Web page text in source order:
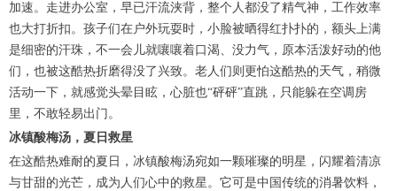
加速。走进办公室，早已汗流浃背，整个人都没了精气神，工作效率
也大打折扣。孩子们在户外玩耍时，小脸被晒得红扑扑的，额头上满
是细密的汗珠，不一会儿就嚷嚷着口渴、没力气，原本活泼好动的他
们，也被这酷热折磨得没了兴致。老人们则更怕这酷热的天气，稍微
活动一下，就感觉头晕目眩，心脏也“砰砰”直跳，只能躲在空调房
里，不敢轻易出门。
冰镇酸梅汤，夏日救星
在这酷热难耐的夏日，冰镇酸梅汤宛如一颗璀璨的明星，闪耀着清凉
与甘甜的光芒，成为人们心中的救星。它可是中国传统的消暑饮料，